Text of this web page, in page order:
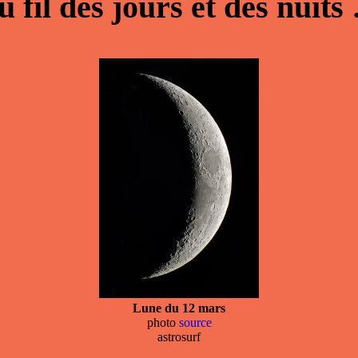
Lune du 12 mars
photo source
astrosurf